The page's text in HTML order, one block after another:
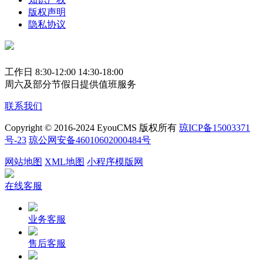
版权声明
隐私协议
工作日 8:30-12:00 14:30-18:00
周六及部分节假日提供值班服务
联系我们
Copyright © 2016-2024 EyouCMS 版权所有 琼ICP备15003371
号-23 琼公网安备46010602000484号
网站地图 XML地图 小程序模版网
在线客服
业务客服
售后客服